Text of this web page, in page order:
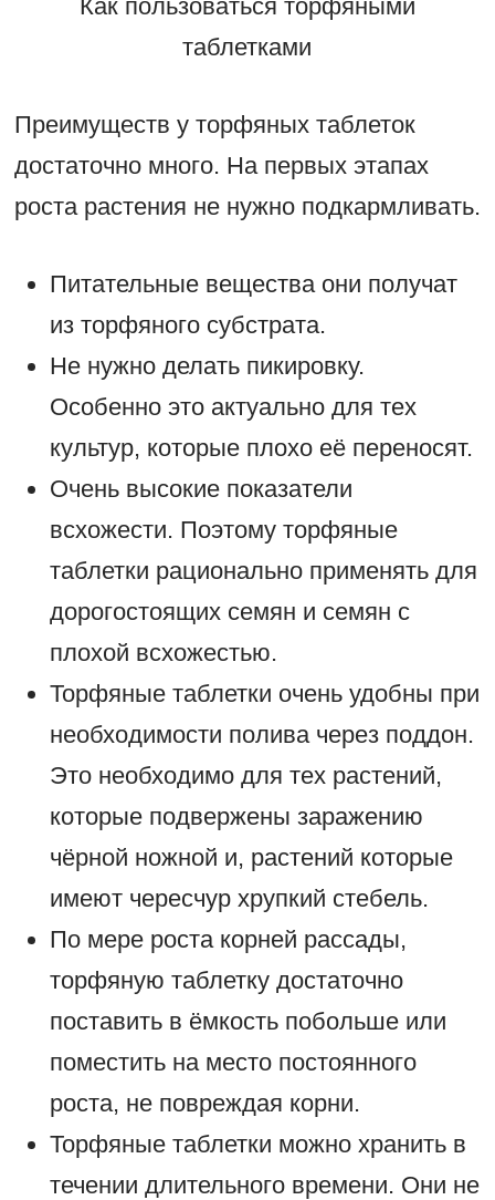
Как пользоваться торфяными
таблетками
Преимуществ у торфяных таблеток
достаточно много. На первых этапах
роста растения не нужно подкармливать.
Питательные вещества они получат
из торфяного субстрата.
Не нужно делать пикировку.
Особенно это актуально для тех
культур, которые плохо её переносят.
Очень высокие показатели
всхожести. Поэтому торфяные
таблетки рационально применять для
дорогостоящих семян и семян с
плохой всхожестью.
Торфяные таблетки очень удобны при
необходимости полива через поддон.
Это необходимо для тех растений,
которые подвержены заражению
чёрной ножной и, растений которые
имеют чересчур хрупкий стебель.
По мере роста корней рассады,
торфяную таблетку достаточно
поставить в ёмкость побольше или
поместить на место постоянного
роста, не повреждая корни.
Торфяные таблетки можно хранить в
течении длительного времени. Они не